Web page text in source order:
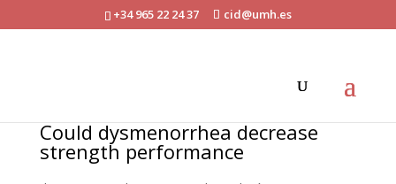
+34 965 22 24 37 cid@umh.es
Could dysmenorrhea decrease
strength performance